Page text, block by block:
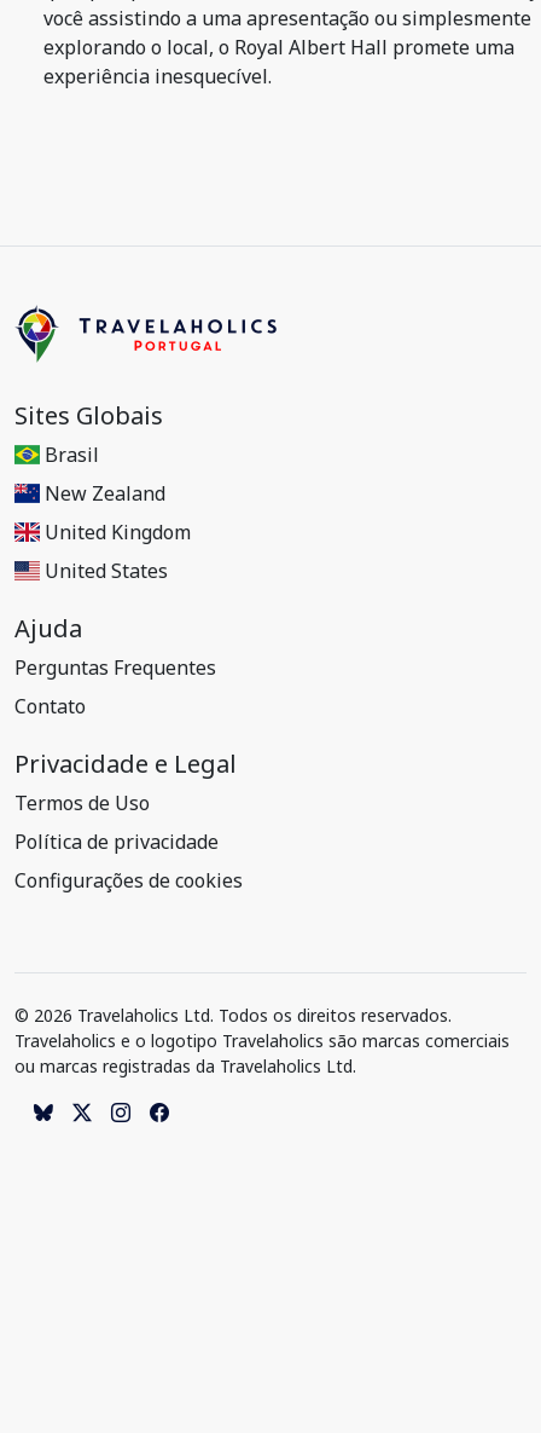
você assistindo a uma apresentação ou simplesmente
explorando o local, o Royal Albert Hall promete uma
experiência inesquecível.
Sites Globais
Brasil
New Zealand
United Kingdom
United States
Ajuda
Perguntas Frequentes
Contato
Privacidade e Legal
Termos de Uso
Política de privacidade
Configurações de cookies
© 2026 Travelaholics Ltd. Todos os direitos reservados.
Travelaholics e o logotipo Travelaholics são marcas comerciais
ou marcas registradas da Travelaholics Ltd.